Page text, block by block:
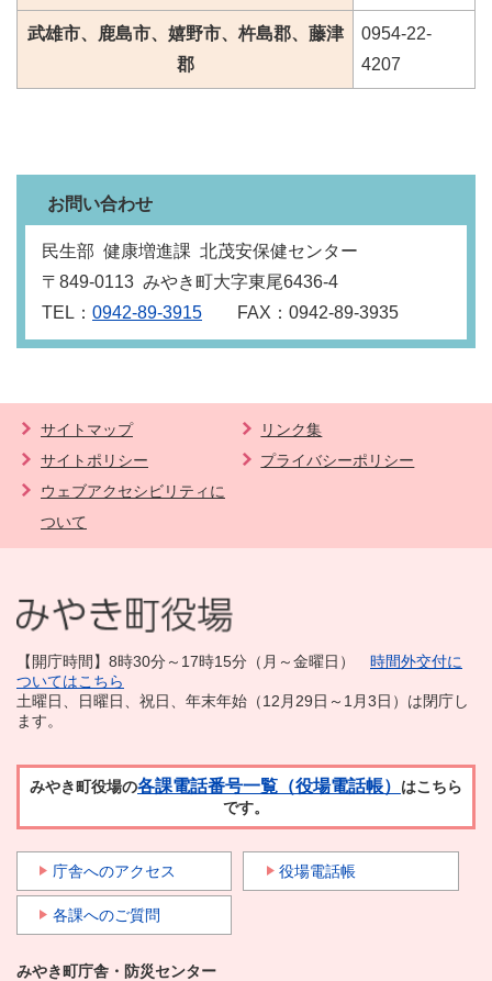
武雄市、鹿島市、嬉野市、杵島郡、藤津
郡
0954-22-
4207
お問い合わせ
民生部 健康増進課 北茂安保健センター
〒849‐0113 みやき町大字東尾6436‐4
TEL： 0942-89-3915 FAX：0942-89-3935
サイトマップ
リンク集
サイトポリシー
プライバシーポリシー
ウェブアクセシビリティに
ついて
【開庁時間】8時30分～17時15分（月～金曜日） 時間外交付に
ついてはこちら
土曜日、日曜日、祝日、年末年始（12月29日～1月3日）は閉庁し
ます。
みやき町役場の各課電話番号一覧（役場電話帳） はこちら
です。
庁舎へのアクセス 役場電話帳
各課へのご質問
みやき町庁舎・防災センター